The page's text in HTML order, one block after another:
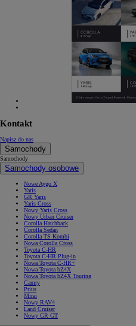
Kontakt
Napisz do nas
Samochody
Samochody
Samochody osobowe
Nowe Aygo X
Yaris
GR Yaris
Yaris Cross
Nowy Yaris Cross
Nowy Urban Cruiser
Corolla Hatchback
Corolla Sedan
Corolla TS Kombi
Nowa Corolla Cross
Toyota C-HR
Toyota C-HR Plug-in
Nowa Toyota C-HR+
Nowa Toyota bZ4X
Nowa Toyota bZ4X Touring
Camry
Prius
Mirai
Nowy RAV4
Land Cruiser
Nowy GR GT